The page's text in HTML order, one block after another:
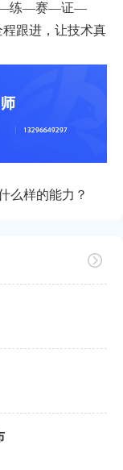
—练—赛—证—
跟进，让技术真
么样的能力？